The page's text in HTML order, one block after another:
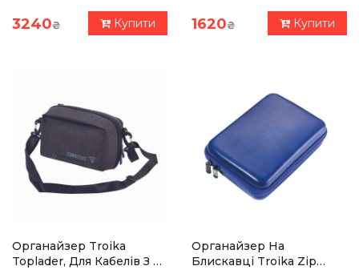
3240₴ Купити 1620₴ Купити
Органайзер Troika
Toplader, Для Кабелів З 2
Органайзер На
Блискавці Troika Zip